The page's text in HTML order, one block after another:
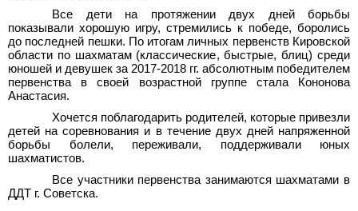
Все дети на протяжении двух дней борьбы
показывали хорошую игру, стремились к победе, боролись
до последней пешки. По итогам личных первенств Кировской
области по шахматам (классические, быстрые, блиц) среди
юношей и девушек за 2017-2018 гг. абсолютным победителем
первенства в своей возрастной группе стала Кононова
Анастасия.
Хочется поблагодарить родителей, которые привезли
детей на соревнования и в течение двух дней напряженной
борьбы болели, переживали, поддерживали юных
шахматистов.
Все участники первенства занимаются шахматами в
ДДТ г. Советска.